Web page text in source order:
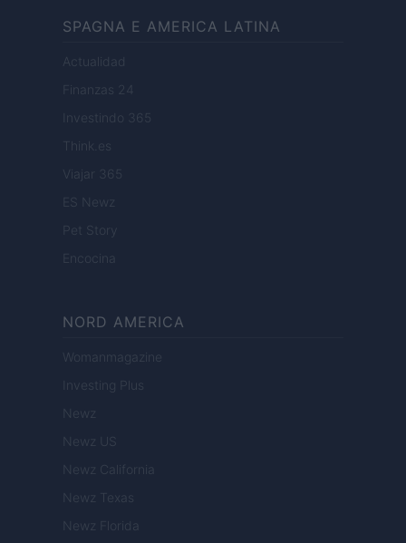
SPAGNA E AMERICA LATINA
Actualidad
Finanzas 24
Investindo 365
Think.es
Viajar 365
ES Newz
Pet Story
Encocina
NORD AMERICA
Womanmagazine
Investing Plus
Newz
Newz US
Newz California
Newz Texas
Newz Florida